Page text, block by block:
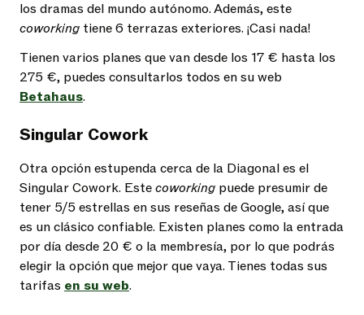
los dramas del mundo autónomo. Además, este
coworking tiene 6 terrazas exteriores. ¡Casi nada!
Tienen varios planes que van desde los 17 € hasta los
275 €, puedes consultarlos todos en su web
Betahaus.
Singular Cowork
Otra opción estupenda cerca de la Diagonal es el
Singular Cowork. Estecoworking puede presumir de
tener 5/5 estrellas en sus reseñas de Google, así que
es un clásico confiable. Existen planes como la entrada
por día desde 20 € o la membresía, por lo que podrás
elegir la opción que mejor que vaya. Tienes todas sus
tarifas en su web.